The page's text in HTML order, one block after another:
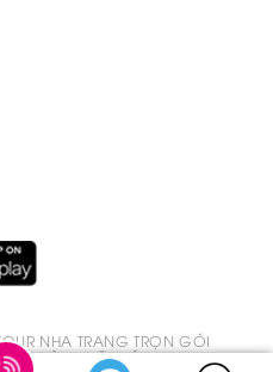
NHA TRANG TRỌN GÓI
1 NGÀY
ĐẶT VÉ DU LỊCH